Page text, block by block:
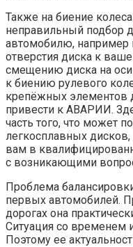
Также на биение
неправильный подбор
автомобилю, например
отверстия диска к
смещению диска на
к биению рулевого
крепёжных элементов
привести к АВАРИИ.
часть того, что может
легкосплавных
вам в
с возникающими
Проблема
первых автомобилей.
дорогах она
Ситуация со временем
Поэтому ее